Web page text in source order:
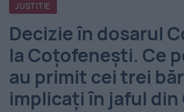
România
-
Evenimentul
Zilei
JUSTITIE
Decizie în dosarul
la Coțofenești. Ce
au primit cei trei
implicați în jaful din